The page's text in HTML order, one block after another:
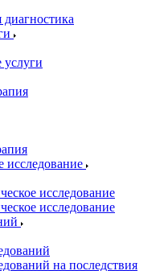
исследование
исследование
исследование
на последствия